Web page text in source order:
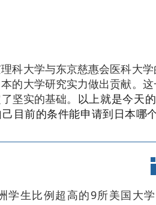
科大学与东京慈惠会医科大
的大学研究实力做出贡献。
坚实的基础。 以上就是今天
目前的条件能申请到日本哪
学生比例超高的9所美国大